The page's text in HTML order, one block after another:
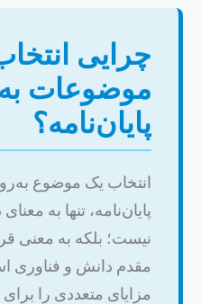
چرایی
موضوعات
پایان‌نامه؟
انتخاب یک موضوع
پایان‌نامه، تنها به
نیست؛ بلکه به معنی
مقدم دانش و فناوری
مزایای متعددی را